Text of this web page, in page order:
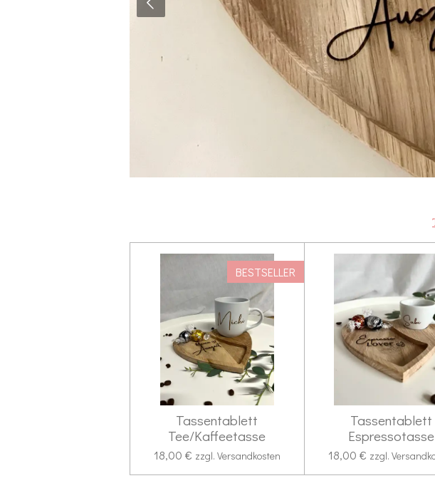
BESTSELLER
Tassentablett
Tee/Kaffeetasse
18,00 € zzgl. Versandkosten
Tassentablett
Espressotasse
18,00 € zzgl.